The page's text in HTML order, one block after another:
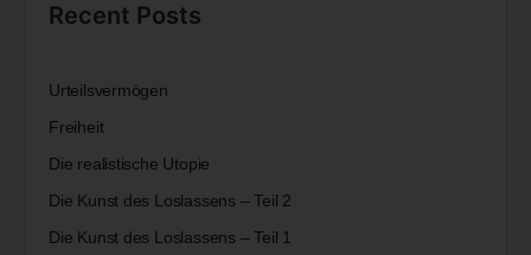
Recent Posts
Urteilsvermögen
Freiheit
Die realistische Utopie
Die Kunst des Loslassens – Teil 2
Die Kunst des Loslassens – Teil 1